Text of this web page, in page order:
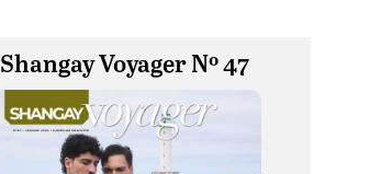
Shangay Voyager Nº 47